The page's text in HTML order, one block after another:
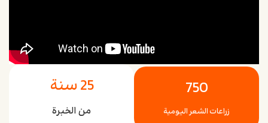
زراعات الشعر اليومية
750
من الخبرة
25